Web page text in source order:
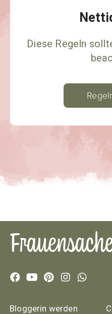
Diese Regeln
Bloggerin werden